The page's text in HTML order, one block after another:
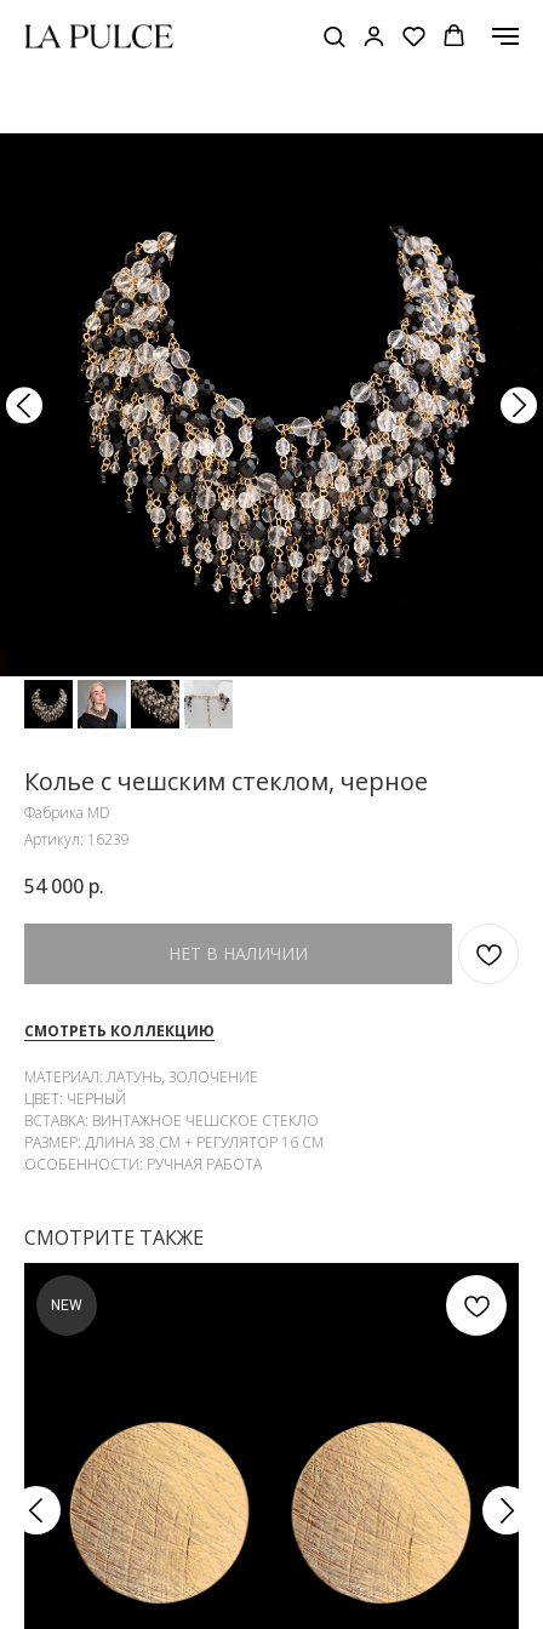
Колье с чешским стеклом, черное
Фабрика MD
Артикул: 16239
54 000 р.
НЕТ В НАЛИЧИИ
СМОТРЕТЬ КОЛЛЕКЦИЮ
МАТЕРИАЛ: ЛАТУНЬ, ЗОЛОЧЕНИЕ
ЦВЕТ: ЧЕРНЫЙ
ВСТАВКА: ВИНТАЖНОЕ ЧЕШСКОЕ СТЕКЛО
РАЗМЕР: ДЛИНА 38 СМ + РЕГУЛЯТОР 16 СМ
ОСОБЕННОСТИ: РУЧНАЯ РАБОТА
СМОТРИТЕ ТАКЖЕ
NEW